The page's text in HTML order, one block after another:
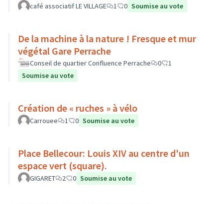
café associatif LE VILLAGE 1 0 Soumise au vote
De la machine à la nature ! Fresque et mur
végétal Gare Perrache
Conseil de quartier Confluence Perrache 0
1
Soumise au vote
Création de « ruches » à vélo
Carrouee 1 0 Soumise au vote
Place Bellecour: Louis XIV au centre d'un
espace vert (square).
GIGARET 2 0 Soumise au vote